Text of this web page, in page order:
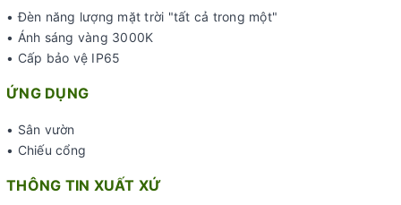
• Đèn năng lượng mặt trời "tất cả trong một"
• Ánh sáng vàng 3000K
• Cấp bảo vệ IP65
ỨNG DỤNG
• Sân vườn
• Chiếu cổng
THÔNG TIN XUẤT XỨ